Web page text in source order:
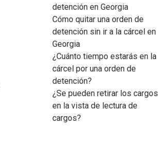
detención en Georgia
Cómo quitar una orden de
detención sin ir a la cárcel en
Georgia
¿Cuánto tiempo estarás en la
cárcel por una orden de
detención?
¿Se pueden retirar los cargos
en la vista de lectura de
cargos?